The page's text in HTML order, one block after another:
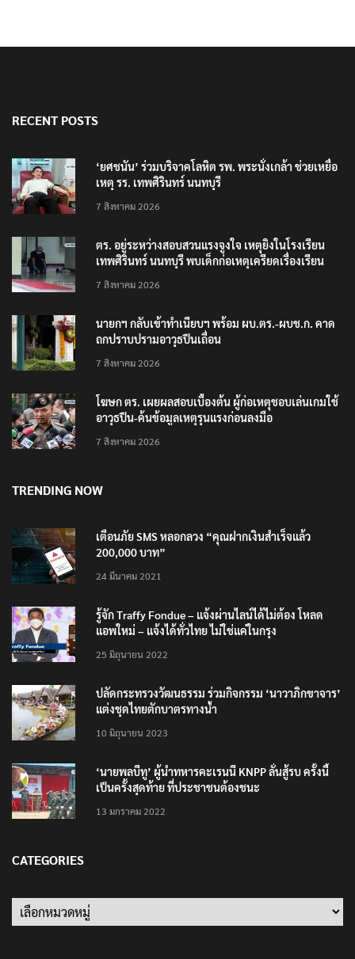
RECENT POSTS
‘ยศชนัน’ ร่วมบริจาคโลหิต รพ. พระนั่งเกล้า ช่วยเหยื่อ
เหตุ รร. เทพศิรินทร์ นนทบุรี
7 สิงหาคม 2026
ตร. อยู่ระหว่างสอบสวนแรงจูงใจ เหตุยิงในโรงเรียน
เทพศิรินทร์ นนทบุรี พบเด็กก่อเหตุเครียดเรื่องเรียน
7 สิงหาคม 2026
นายกฯ กลับเข้าทำเนียบฯ พร้อม ผบ.ตร.-ผบช.ก. คาด
ถกปราบปรามอาวุธปืนเถื่อน
7 สิงหาคม 2026
โฆษก ตร. เผยผลสอบเบื้องต้น ผู้ก่อเหตุชอบเล่นเกมใช้
อาวุธปืน-ค้นข้อมูลเหตุรุนแรงก่อนลงมือ
7 สิงหาคม 2026
TRENDING NOW
เตือนภัย SMS หลอกลวง “คุณฝากเงินสำเร็จแล้ว
200,000 บาท”
24 มีนาคม 2021
รู้จัก Traffy Fondue – แจ้งผ่านไลน์ได้ไม่ต้อง โหลด
แอพใหม่ – แจ้งได้ทั่วไทย ไม่ใช่แค่ในกรุง
25 มิถุนายน 2022
ปลัดกระทรวงวัฒนธรรม ร่วมกิจกรรม ‘นาวาภิกขาจาร’
แต่งชุดไทยตักบาตรทางน้ำ
10 มิถุนายน 2023
‘นายพลบีทู’ ผู้นำทหารคะเรนนี KNPP ลั่นสู้รบ ครั้งนี้
เป็นครั้งสุดท้าย ที่ประชาชนต้องชนะ
13 มกราคม 2022
CATEGORIES
Categories